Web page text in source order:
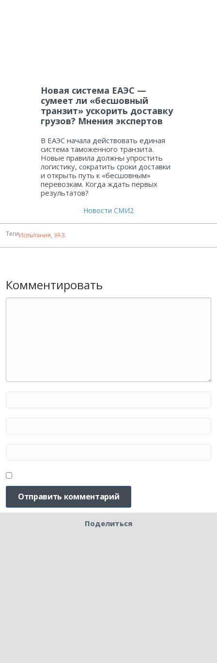
Новая система ЕАЭС —
сумеет ли «бесшовный
транзит» ускорить доставку
грузов? Мнения экспертов
В ЕАЭС начала действовать единая
система таможенного транзита.
Новые правила должны упростить
логистику, сократить сроки доставки
и открыть путь к «бесшовным»
перевозкам. Когда ждать первых
результатов?
Новости СМИ2
ТегиИспытания, УАЗ.
Комментировать
Поделиться